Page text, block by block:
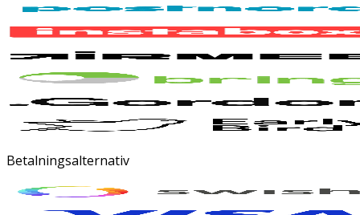
Betalningsalternativ